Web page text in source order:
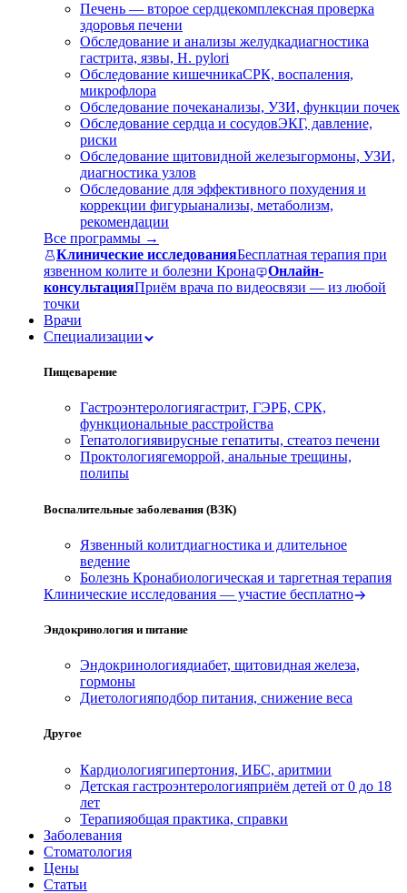
Печень — второе сердцекомплексная проверка
здоровья печени
Обследование и анализы желудкадиагностика
гастрита, язвы, H. pylori
Обследование кишечникаСРК, воспаления,
микрофлора
Обследование почеканализы, УЗИ, функции почек
Обследование сердца и сосудовЭКГ, давление,
риски
Обследование щитовидной железыгормоны, УЗИ,
диагностика узлов
Обследование для эффективного похудения и
коррекции фигурыанализы, метаболизм,
рекомендации
Все программы →
Клинические исследованияБесплатная терапия при
язвенном колите и болезни Крона
Онлайн-
консультацияПриём врача по видеосвязи — из любой
точки
Врачи
Специализации
Пищеварение
Гастроэнтерологиягастрит, ГЭРБ, СРК,
функциональные расстройства
Гепатологиявирусные гепатиты, стеатоз печени
Проктологиягеморрой, анальные трещины,
полипы
Воспалительные заболевания (ВЗК)
Язвенный колитдиагностика и длительное
ведение
Болезнь Кронабиологическая и таргетная терапия
Клинические исследования — участие бесплатно
Эндокринология и питание
Эндокринологиядиабет, щитовидная железа,
гормоны
Диетологияподбор питания, снижение веса
Другое
Кардиологиягипертония, ИБС, аритмии
Детская гастроэнтерологияприём детей от 0 до 18
лет
Терапияобщая практика, справки
Заболевания
Стоматология
Цены
Статьи